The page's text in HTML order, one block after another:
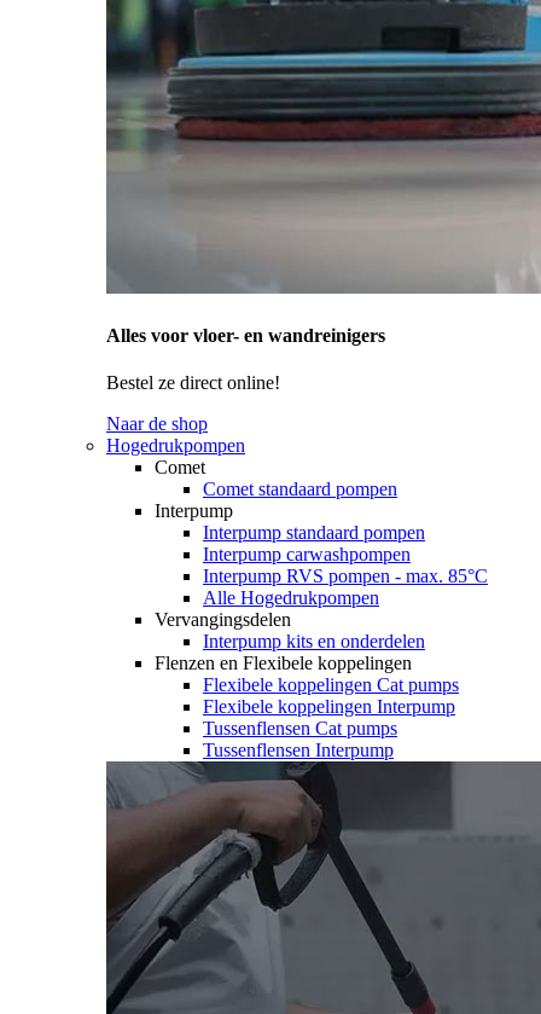
Alles voor vloer- en wandreinigers
Bestel ze direct online!
Naar de shop
Hogedrukpompen
Comet
Comet standaard pompen
Interpump
Interpump standaard pompen
Interpump carwashpompen
Interpump RVS pompen - max. 85°C
Alle Hogedrukpompen
Vervangingsdelen
Interpump kits en onderdelen
Flenzen en Flexibele koppelingen
Flexibele koppelingen Cat pumps
Flexibele koppelingen Interpump
Tussenflensen Cat pumps
Tussenflensen Interpump